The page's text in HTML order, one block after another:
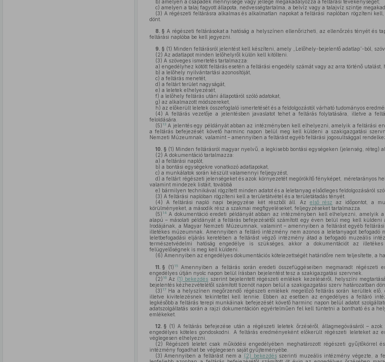
b) amelyen a csapadék mennyisége vagy jellege megakadályozza a feltárási tevékenységet;
c) amelyen a talaj fagyott állapota, nedvességtartalma, a belvíz vagy a talajvíz szintje
(3) A régészeti feltárásra alkalmas és alkalmatlan napokat a feltárási naplóban rögzíteni
dönt.
8. § A régészeti feltárásokat a hatóság a helyszínen ellenőrizheti, az ellenőrzés tényét és
feltárási naplóba be kell jegyezni.
9. § (1) Minden feltárásról jelentést kell készíteni, amely „Lelőhely-bejelentő adatlap”-ból,
(2) Az adatlapot minden lelőhelyről külön kell kitölteni.
(3) A szöveges ismertetés tartalmazza:
a) engedélyhez kötött feltárás esetén a feltárási engedély számát vagy az arra történő utalást,
b) a lelőhely nyilvántartási azonosítóját,
c) a feltárás menetét,
d) a feltárt terület nagyságát,
e) a leletek elhelyezését,
f) a lelőhely feltárás utáni állapotáról szóló adatokat,
g) az alkalmazott módszereket,
h) az előkerült leletek összefoglaló ismertetését és a feldolgozástól várható tudományos
(4) A feltárás vezetője a jelentésben javaslatot tehet a feltárás folytatására, illetve a
feloldására.
(5) 13A jelentés egy példányát abban az intézményben kell elhelyezni, amelyik a feltárási
a feltárás befejezését követő harminc napon belül meg kell küldeni a szakigazgatási
Nemzeti Múzeumnak, valamint – amennyiben a feltárást egyéb feltárási jogosultsággal
10. § (1) Minden feltárásról magyar nyelvű, a legkisebb bontási egységeken (jelenség, réteg)
(2) A dokumentáció tartalmazza:
a) a feltárási naplót,
b) a bontási egységekre vonatkozó adatlapokat,
c) a munkálatok során készült valamennyi feljegyzést,
d) a feltárt régészeti jelenségeket és azok környezetét megörökítő fényképet, méretarányos
valamint mindezek listáit, továbbá
e) bármilyen technikával rögzített minden adatot és a leletanyag elsődleges feldolgozásáról
(3) A feltárási naplóban rögzíteni kell a területátvétel és a területátadás tényét.
(4) A feltárási napló napi bejegyzése két részből áll. Az első rész
az időpontot, a
körülményeket, a második rész a szakmai megfigyeléseket, feljegyzéseket tartalmazza.
(5) 14A dokumentáció eredeti példányát abban az intézményben kell elhelyezni, amelyik
alapú – másolati példányát a feltárás befejezésétől számított egy éven belül meg kell
Irodájának, a Magyar Nemzeti Múzeumnak, valamint – amennyiben a feltárást egyéb
illetékes múzeumnak. Amennyiben a feltáró intézmény nem azonos a leletanyagot
leletbefogadási eljárás keretében a feltárást végző intézmény átad a befogadó muzeális
természetvédelmi hatóság engedélye is szükséges, akkor a dokumentációt az
felügyelőségnek is meg kell küldeni.
(6) Amennyiben az engedélyes dokumentációs kötelezettségét határidőre nem teljesítette, a
11. § (1) 15
Amennyiben a feltárás során eredeti összefüggéseiben megmaradt
engedélyes útján nyolc napon belül írásban bejelentést tesz a szakigazgatási szervnek.
(2) 16Az (1) bekezdés szerint bejelentett régészeti emlékek kezeléséről, helyszíni
bejelentés kézhezvételétől számított tizenöt napon belül a szakigazgatási szerv határozatban
(3) 17Ha a helyszínen megőrzendő régészeti emlékek megelőző feltárás során kerültek
illetve kivitelezésnek tekintettel kell lennie. Ebben az esetben az engedélyes a feltáró
legkésőbb a feltárás terepi munkáinak befejezését követő harminc napon belül adatot
adatszolgáltatás során a rajzi dokumentáción egyértelműen fel kell tüntetni a bontható és a
emlékeket.
12. § (1) A feltárás befejezése után a régészeti leletek őrzéséről, állagmegóvásáról –
engedélyes köteles gondoskodni. A feltárás eredményeként előkerült régészeti leleteket az
véglegesen elhelyezni.
(2) Régészeti leletet csak működési engedélyében meghatározott régészeti gyűjtőkörrel
intézmény fogadhat be véglegesen saját gyűjteményébe.
(3) Amennyiben a feltárást nem a (2) bekezdésszerinti muzeális intézmény végezte, a